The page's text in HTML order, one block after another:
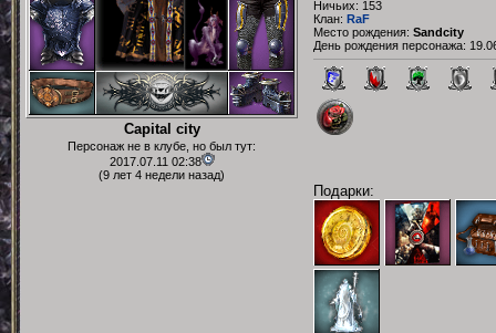
Capital city
Персонаж не в клубе, но был тут:
2017.07.11 02:38
(9 лет 4 недели назад)
Ничьих: 153
Клан: RaF
Место рождения: Sandcity
День рождения персонажа:
Подарки: